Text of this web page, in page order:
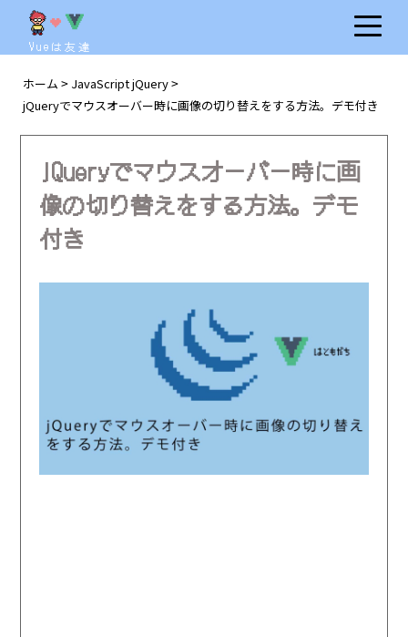
Vueは友達
ホーム > JavaScript jQuery >
jQueryでマウスオーバー時に画像の切り替えをする方法。デモ付き
jQueryでマウスオーバー時に画
像の切り替えをする方法。デモ
付き